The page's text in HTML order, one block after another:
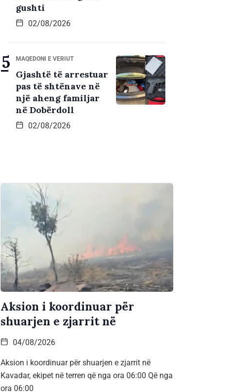
gushti
02/08/2026
MAQEDONI E VERIUT
Gjashtë të arrestuar
pas të shtënave në
një aheng familjar
në Dobërdoll
02/08/2026
Aksion i koordinuar për
shuarjen e zjarrit në
04/08/2026
Aksion i koordinuar për shuarjen e zjarrit në
Kavadar, ekipet në terren që nga ora 06:00 Që nga
ora 06:00